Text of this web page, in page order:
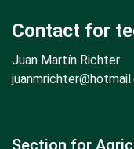
Contact for
Juan Martín Richter
juanmrichter